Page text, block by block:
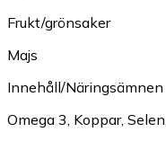
Frukt/grönsaker
Majs
Innehåll/Näringsämnen
Omega 3 Koppar, Selen